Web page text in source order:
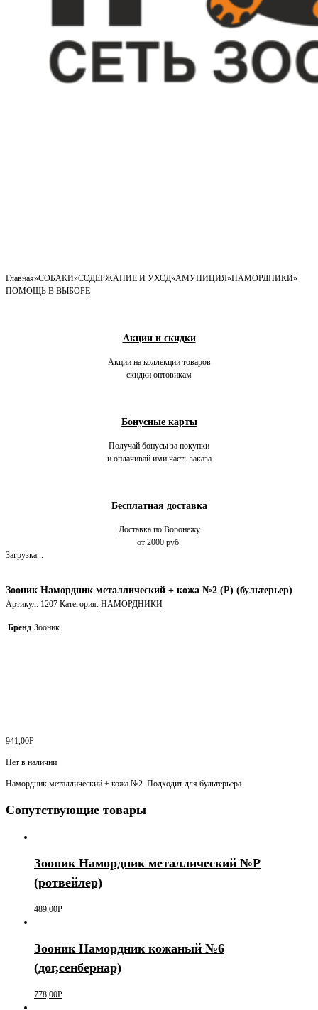
Главная»СОБАКИ»СОДЕРЖАНИЕ И УХОД»АМУНИЦИЯ»НАМОРДНИКИ»
ПОМОЩЬ В ВЫБОРЕ
Акции и скидки
Акции на коллекции товаров
скидки оптовикам
Бонусные карты
Получай бонусы за покупки
и оплачивай ими часть заказа
Бесплатная доставка
Доставка по Воронежу
от 2000 руб.
Загрузка...
Зооник Намордник металлический + кожа №2 (Р) (бультерьер)
Артикул: 1207 Категория: НАМОРДНИКИ
Бренд Зооник
941,00Р
Нет в наличии
Намордник металлический + кожа №2. Подходит для бультерьера.
Сопутствующие товары
Зооник Намордник металлический №Р
(ротвейлер)
489,00Р
Зооник Намордник кожаный №6
(дог,сенбернар)
778,00Р